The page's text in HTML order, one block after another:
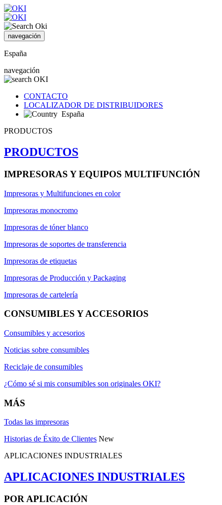
navegación
España
navegación
CONTACTO
LOCALIZADOR DE DISTRIBUIDORES
España
PRODUCTOS
PRODUCTOS
IMPRESORAS Y EQUIPOS MULTIFUNCIÓN
Impresoras y Multifunciones en color
Impresoras monocromo
Impresoras de tóner blanco
Impresoras de soportes de transferencia
Impresoras de etiquetas
Impresoras de Producción y Packaging
Impresoras de cartelería
CONSUMIBLES Y ACCESORIOS
Consumibles y accesorios
Noticias sobre consumibles
Reciclaje de consumibles
¿Cómo sé si mis consumibles son originales OKI?
MÁS
Todas las impresoras
Historias de Éxito de Clientes New
APLICACIONES INDUSTRIALES
APLICACIONES INDUSTRIALES
POR APLICACIÓN